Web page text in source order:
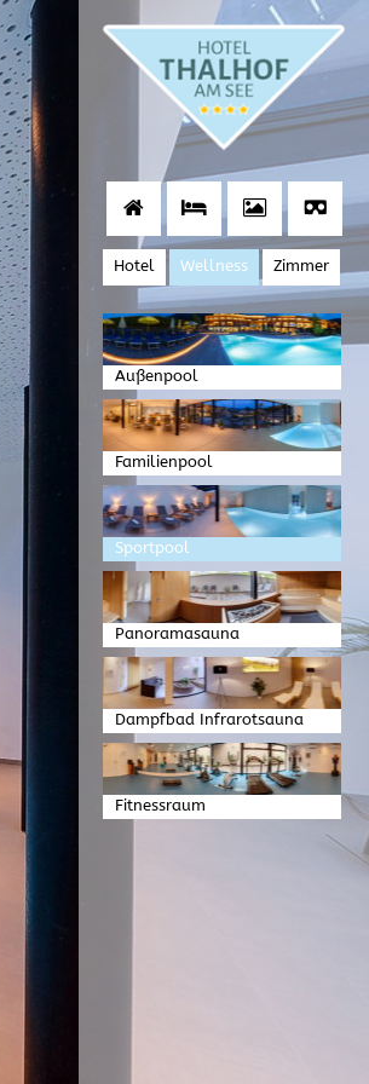
Hotel Wellness Zimmer
Außenpool
Familienpool
Sportpool
Panoramasauna
Dampfbad Infrarotsauna
Fitnessraum